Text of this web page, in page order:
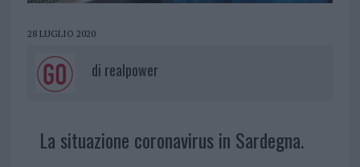
28 LUGLIO 2020
di realpower
La situazione coronavirus in Sardegna.